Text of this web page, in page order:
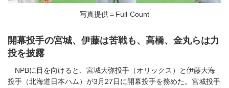
写真提供＝Full-Count
開幕投手の宮城、伊藤は苦戦も、高橋、金丸らは力
投を披露
NPBに目を向けると、宮城大弥投手（オリックス）と伊藤大海
投手（北海道日本ハム）が3月27日に開幕投手を務めた。宮城投手